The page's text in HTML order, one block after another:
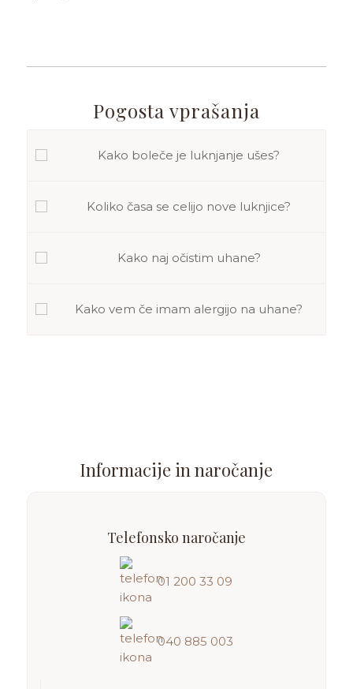
Pogosta vprašanja
Kako boleče je luknjanje ušes?
Koliko časa se celijo nove luknjice?
Kako naj očistim uhane?
Kako vem če imam alergijo na uhane?
Informacije in naročanje
Telefonsko naročanje
01 200 33 09
040 885 003